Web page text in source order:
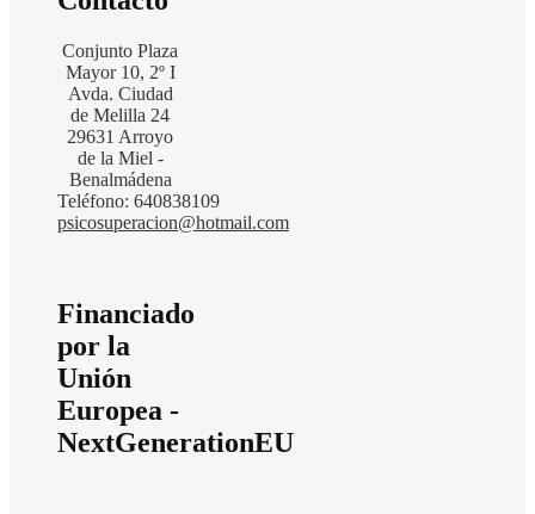
Conjunto Plaza
Mayor 10, 2º I
Avda. Ciudad
de Melilla 24
29631 Arroyo
de la Miel -
Benalmádena
Teléfono: 640838109
psicosuperacion@hotmail.com
Financiado
por la
Unión
Europea -
NextGenerationEU